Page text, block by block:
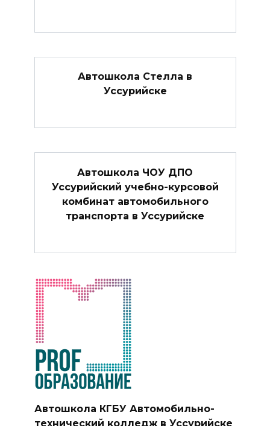
Автошкола Стелла в
Уссурийске
Автошкола ЧОУ ДПО
Уссурийский учебно-курсовой
комбинат автомобильного
транспорта в Уссурийске
Автошкола КГБУ Автомобильно-
технический колледж в Уссурийске